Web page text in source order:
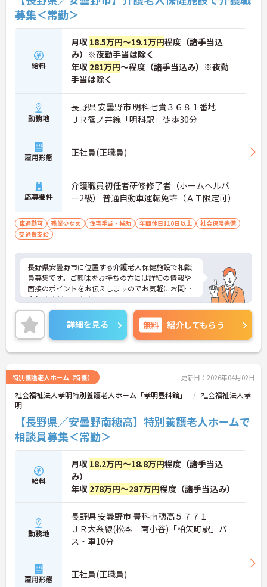
募集＜常勤＞
給料
月収 18.5万円～19.1万円程度（諸手当込
み）※夜勤手当は除く
年収 281万円～程度（諸手当込み）※夜勤
手当は除く
勤務地
長野県 安曇野市 明科七貴３６８１番地
ＪＲ篠ノ井線「明科駅」徒歩30分
雇用形態 正社員(正職員)
応募要件
介護職員初任者研修修了者（ホームヘルパ
ー2級） 普通自動車運転免許（ＡＴ限定可）
車通勤可 残業少なめ 住宅手当・補助 年間休日110日以上
社会保険完備
交通費支給
長野県安曇野市に位置する介護老人保健施設で相談
員募集です。ご興味をお持ちの方には詳細の情報や
面接のポイントをお伝えしますのでお気軽にお問い
合わせくださいませ。
詳細を見る 無料 紹介してもらう
特別養護老人ホーム（特養） 更新日：2026年04月02日
社会福祉法人孝明特別養護老人ホーム「孝明豊科舘」
社会福祉法人孝
明
【長野県／安曇野南穂高】特別養護老人ホームで
相談員募集＜常勤＞
給料
月収 18.2万円～18.8万円程度（諸手当込
み）
年収 278万円～287万円程度（諸手当込み）
勤務地
長野県 安曇野市 豊科南穂高５７７１
ＪＲ大糸線(松本－南小谷)「柏矢町駅」バ
ス・車10分
雇用形態 正社員(正職員)